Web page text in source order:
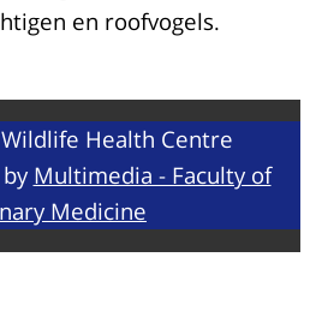
en roofvogels.
Health Centre
Multimedia - Faculty of
Medicine